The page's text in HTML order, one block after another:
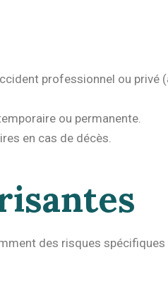
professionnel ou privé
ou permanente.
en cas de décès.
des risques